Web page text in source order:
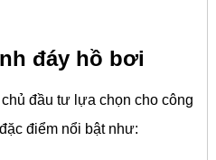
đáy hồ bơi
đầu tư lựa chọn cho công
điểm nổi bật như: